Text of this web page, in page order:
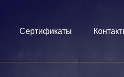
Сертификаты